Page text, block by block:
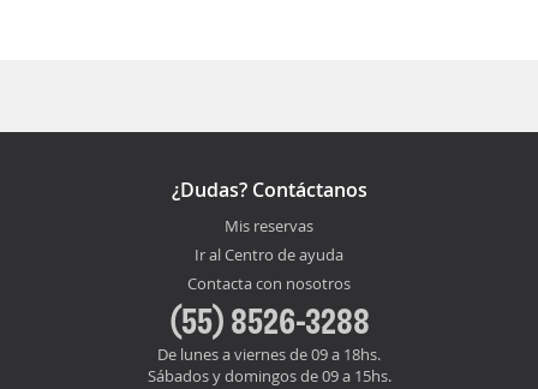
¿Dudas? Contáctanos
Mis reservas
Ir al Centro de ayuda
Contacta con nosotros
(55) 8526-3288
De lunes a viernes de 09 a 18hs.
Sábados y domingos de 09 a 15hs.